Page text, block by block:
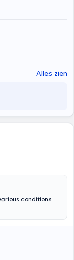
Alles zien
conditions